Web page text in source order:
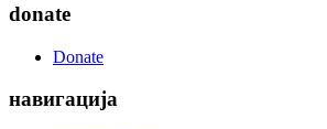
donate
Donate
навигација